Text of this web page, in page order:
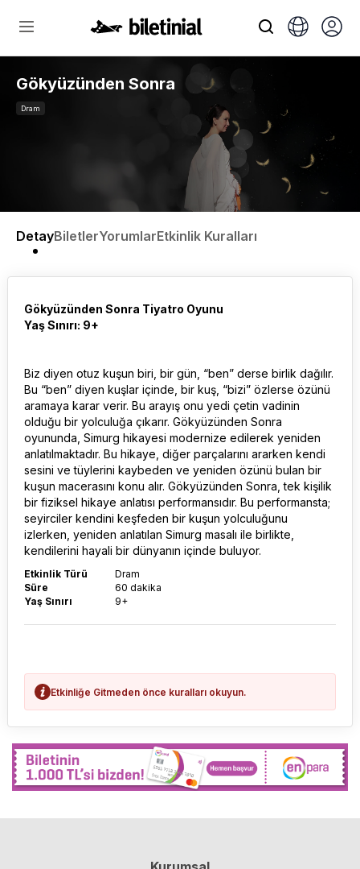
Gökyüzünden Sonra
Dram
DetayBiletlerYorumlarEtkinlik Kuralları
Gökyüzünden Sonra Tiyatro Oyunu
Yaş Sınırı: 9+
Biz diyen otuz kuşun biri, bir gün, “ben” derse birlik dağılır.
Bu “ben” diyen kuşlar içinde, bir kuş, “bizi” özlerse özünü
aramaya karar verir. Bu arayış onu yedi çetin vadinin
olduğu bir yolculuğa çıkarır. Gökyüzünden Sonra
oyununda, Simurg hikayesi modernize edilerek yeniden
anlatılmaktadır. Bu hikaye, diğer parçalarını ararken kendi
sesini ve tüylerini kaybeden ve yeniden özünü bulan bir
kuşun macerasını konu alır. Gökyüzünden Sonra, tek kişilik
bir fiziksel hikaye anlatısı performansıdır. Bu performansta;
seyirciler kendini keşfeden bir kuşun yolculuğunu
izlerken, yeniden anlatılan Simurg masalı ile birlikte,
kendilerini hayali bir dünyanın içinde buluyor.
Etkinlik Türü
Dram
Süre
60 dakika
Yaş Sınırı
9+
Etkinliğe Gitmeden önce kuralları okuyun.